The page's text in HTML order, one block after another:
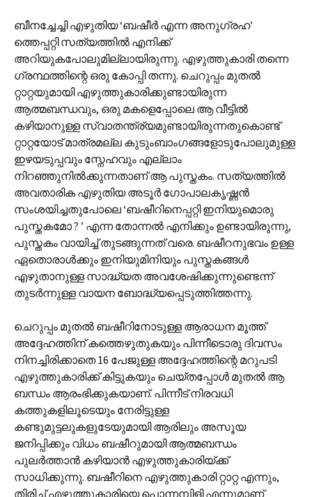
ബീനച്ചേച്ചി എഴുതിയ ‘ബഷീർ എന്ന അനുഗ്രഹ’
ത്തെപ്പറ്റി സത്യത്തിൽ എനിക്ക്
അറിയുകപോലുമില്ലായിരുന്നു. എഴുത്തുകാരി തന്നെ
ഗ്രന്ഥത്തിന്റെ ഒരു കോപ്പി തന്നു. ചെറുപ്പം മുതൽ
റ്റാറ്റയുമായി എഴുത്തുകാരിക്കുണ്ടായിരുന്ന
ആത്മബന്ധവും, ഒരു മകളെപ്പോലെ ആ വീട്ടിൽ
കഴിയാനുള്ള സ്വാതന്ത്ര്യമുണ്ടായിരുന്നതുകൊണ്ട്
റ്റാറ്റയോട് മാത്രമല്ല കുടുംബാംഗങ്ങളോടുപോലുമുള്ള
ഇഴയടുപ്പവും സ്നേഹവും എല്ലാം
നിറഞ്ഞുനിൽക്കുന്നതാണ് ആ പുസ്തകം. സത്യത്തിൽ
അവതാരിക എഴുതിയ അടൂർ ഗോപാലകൃഷ്ണൻ
സംശയിച്ചതുപോലെ ‘ബഷീറിനെപ്പറ്റി ഇനിയുമൊരു
പുസ്തകമോ ? ’ എന്ന തോന്നൽ എനിക്കും ഉണ്ടായിരുന്നു,
പുസ്തകം വായിച്ച് തുടങ്ങുന്നത് വരെ. ബഷീറനുഭവം ഉള്ള
ഏതൊരാൾക്കും ഇനിയുമിനിയും പുസ്തകങ്ങൾ
എഴുതാനുള്ള സാദ്ധ്യത അവശേഷിക്കുന്നുണ്ടെന്ന്
തുടർന്നുള്ള വായന ബോദ്ധ്യപ്പെടുത്തിത്തന്നു.
ചെറുപ്പം മുതൽ ബഷീറിനോടുള്ള ആരാധന മൂത്ത്
അദ്ദേഹത്തിന് കത്തെഴുതുകയും പിന്നീടൊരു ദിവസം
നിനച്ചിരിക്കാതെ 16 പേജുള്ള അദ്ദേഹത്തിന്റെ മറുപടി
എഴുത്തുകാരിക്ക് കിട്ടുകയും ചെയ്തപ്പോൾ മുതൽ ആ
ബന്ധം ആരംഭിക്കുകയാണ്. പിന്നീട് നിരവധി
കത്തുകളിലൂടെയും നേരിട്ടുള്ള
കണ്ടുമുട്ടലുകളുടേയുമായി ആരിലും അസൂയ
ജനിപ്പിക്കും വിധം ബഷീറുമായി ആത്മബന്ധം
പുലർത്താൻ കഴിയാൻ എഴുത്തുകാരിയ്ക്ക്
സാധിക്കുന്നു. ബഷീറിനെ എഴുത്തുകാരി റ്റാറ്റ എന്നും,
തിരിച്ച് എഴുത്തുകാ‍രിയെ പൊന്നമ്പിളി എന്നുമാണ്